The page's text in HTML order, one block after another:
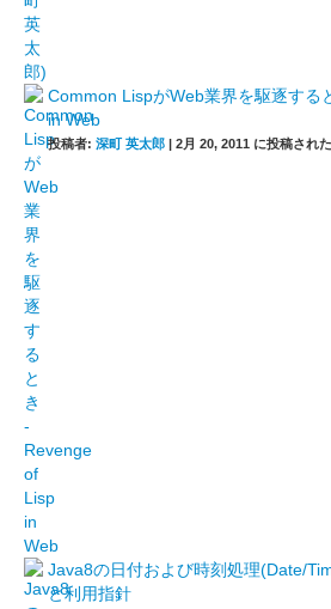
Common LispがWeb業界を駆逐する
in Web
投稿者: 深町 英太郎 | 2月 20, 2011 に投稿された
Java8の日付および時刻処理(Date/
と利用指針